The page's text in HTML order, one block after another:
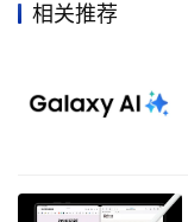
Cut Pro、Final
全球合作伙伴网络扩
司在全球20多个国
相关推荐